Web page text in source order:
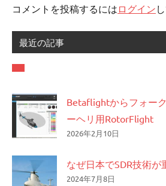
ゲ
ー
シ
ョ
ン
コメントを投稿するには ログイン
最近の記事
Betaflightからフォー
ーヘリ用RotorFlight
2026年2月10日
なぜ日本でSDR技術
2024年7月8日